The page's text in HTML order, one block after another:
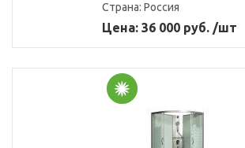
Страна: Россия
Цена: 36 000 руб. /шт